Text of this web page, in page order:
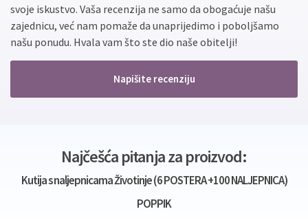
svoje iskustvo. Vaša recenzija ne samo da obogaćuje našu
zajednicu, već nam pomaže da unaprijedimo i poboljšamo
našu ponudu. Hvala vam što ste dio naše obitelji!
Napišite recenziju
Najčešća pitanja za proizvod:
Kutija s naljepnicama Životinje (6 POSTERA +100 NALJEPNICA)
POPPIK